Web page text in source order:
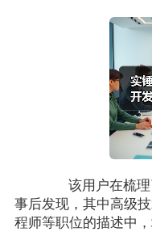
该用户在梳理
事后发现，其中高级
程师等职位的描述中